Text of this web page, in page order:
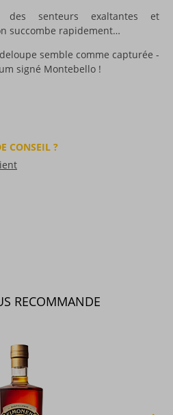
des senteurs exaltantes et
succombe rapidement…
semble comme capturée -
signé Montebello !
CONSEIL ?
RECOMMANDE